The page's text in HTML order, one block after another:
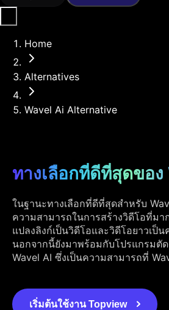
Home
Alternatives
Wavel Ai Alternative
ทางเลือกที่ดีที่สุดของ
ในฐานะทางเลือกที่ดีที่สุดสำหรับ
ความสามารถในการสร้างวิดีโอที่มา
แปลงลิงก์เป็นวิดีโอและวิดีโอยาวเป็
นอกจากนี้ยังมาพร้อมกับโปรแกรมตั
Wavel AI ซึ่งเป็นความสามารถที่
เริ่มต้นใช้งาน Topview